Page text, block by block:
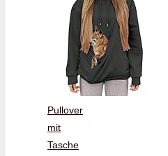
Pullover
mit
Tasche